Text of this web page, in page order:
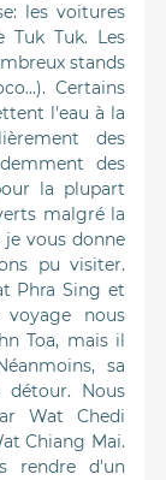
les voitures
Tuk Tuk. Les
stands
Certains
l'eau à la
des
des
la plupart
malgré la
vous donne
pu visiter.
Phra Sing et
nous
Toa, mais il
sa
Nous
Wat Chedi
Chiang Mai.
rendre d'un